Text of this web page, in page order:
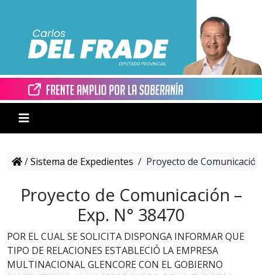
/Sistema de Expedientes / Proyecto de
Proyecto de Comunicación –
Exp. N° 38470
POR EL CUAL SE SOLICITA DISPONGA INFORMAR QUE
TIPO DE RELACIONES ESTABLECIÓ LA EMPRESA
MULTINACIONAL GLENCORE CON EL GOBIERNO